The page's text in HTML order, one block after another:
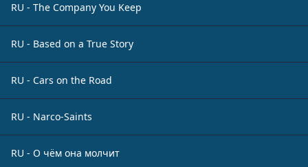
RU - The Company You Keep
RU - Based on a True Story
RU - Cars on the Road
RU - Narco-Saints
RU - О чём она молчит